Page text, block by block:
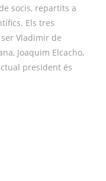
socis, repartits a
Els tres
Vladimir de
Joaquim Elcacho,
president és